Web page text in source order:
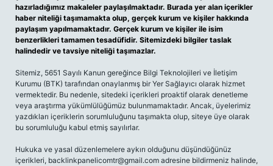
hazırladığımız makaleler paylaşılmaktadır. Burada yer alan içerikler
haber niteliği taşımamakta olup, gerçek kurum ve kişiler hakkında
paylaşım yapılmamaktadır. Gerçek kurum ve kişiler ile isim
benzerlikleri tamamen tesadüfidir. Sitemizdeki bilgiler taslak
halindedir ve tavsiye niteliği taşımazlar.
Sitemiz, 5651 Sayılı Kanun gereğince Bilgi Teknolojileri ve İletişim
Kurumu (BTK) tarafından onaylanmış bir Yer Sağlayıcı olarak hizmet
vermektedir. Bu nedenle, sitedeki içerikleri proaktif olarak denetleme
veya araştırma yükümlülüğümüz bulunmamaktadır. Ancak, üyelerimiz
yazdıkları içeriklerin sorumluluğunu taşımakta olup, siteye üye olarak
bu sorumluluğu kabul etmiş sayılırlar.
Hukuka ve yasal düzenlemelere aykırı olduğunu düşündüğünüz
içerikleri, backlinkpanelicomtr@gmail.com adresine bildirmeniz halinde,